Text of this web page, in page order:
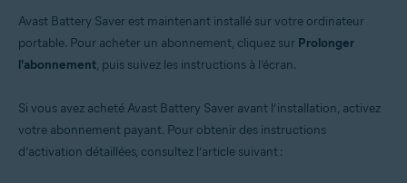
Avast Battery Saver est maintenant installé sur votre ordinateur
portable. Pour acheter un abonnement, cliquez sur Prolonger
l'abonnement, puis suivez les instructions à l’écran.
Si vous avez acheté Avast Battery Saver avant l’installation, activez
votre abonnement payant. Pour obtenir des instructions
d’activation détaillées, consultez l’article suivant :